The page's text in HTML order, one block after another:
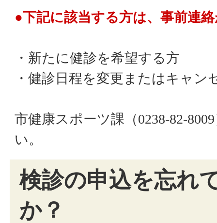
●下記に該当する方は、事前連
・新たに健診を希望する方
・健診日程を変更またはキャン
市健康スポーツ課（0238-82-8009
い。
検診の申込を忘れ
か？